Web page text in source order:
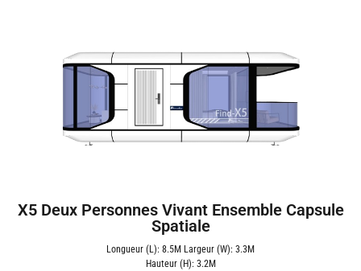
X5 Deux Personnes Vivant Ensemble Capsule
Spatiale
Longueur (L): 8.5M Largeur (W): 3.3M
Hauteur (H): 3.2M